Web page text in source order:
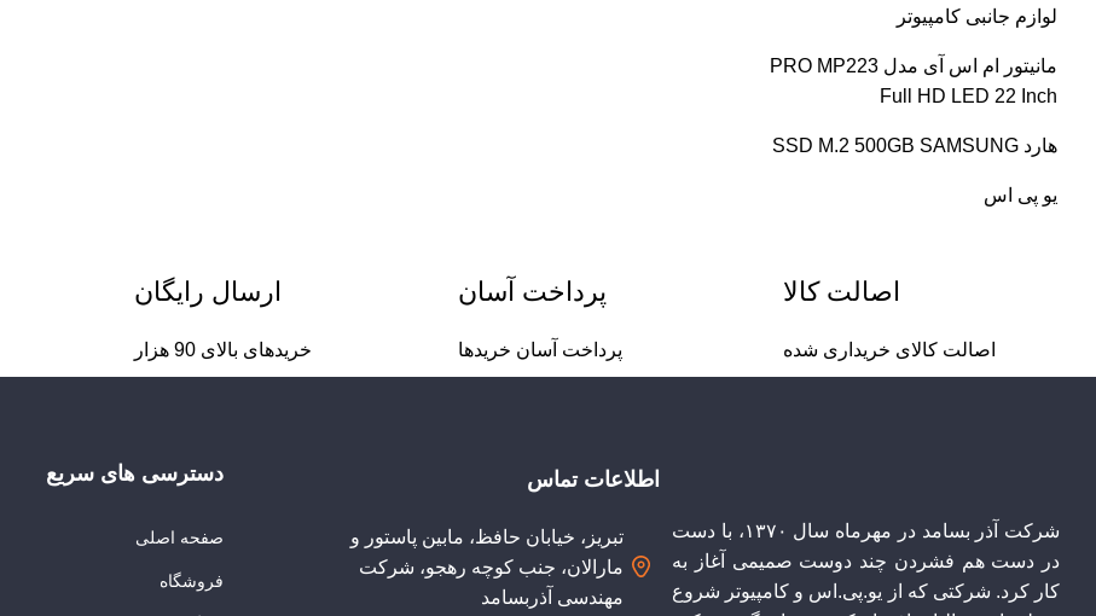
لوازم جانبی کامپیوتر
مانیتور ام اس آی مدل PRO MP223
Full HD LED 22 Inch
هارد SSD M.2 500GB SAMSUNG
یو پی اس
اصالت کالا
اصالت کالای خریداری شده
پرداخت آسان
پرداخت آسان خریدها
ارسال رایگان
خریدهای بالای 90 هزار
شرکت آذر بسامد در مهرماه سال ۱۳۷۰، با دست
در دست هم فشردن ‌چند دوست صمیمی آغاز به
کار کرد. شرکتی که از یو.پی.اس و کامپیوتر شروع
اطلاعات تماس
تبریز، خیابان حافظ، مابین پاستور و
مارالان، جنب کوچه رهجو، شرکت
مهندسی آذربسامد
دسترسی های سریع
صفحه اصلی
فروشگاه